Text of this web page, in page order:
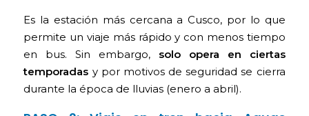
Es la estación más cercana a Cusco, por lo que
permite un viaje más rápido y con menos tiempo
en bus. Sin embargo, solo opera en ciertas
temporadas y por motivos de seguridad se cierra
durante la época de lluvias (enero a abril).